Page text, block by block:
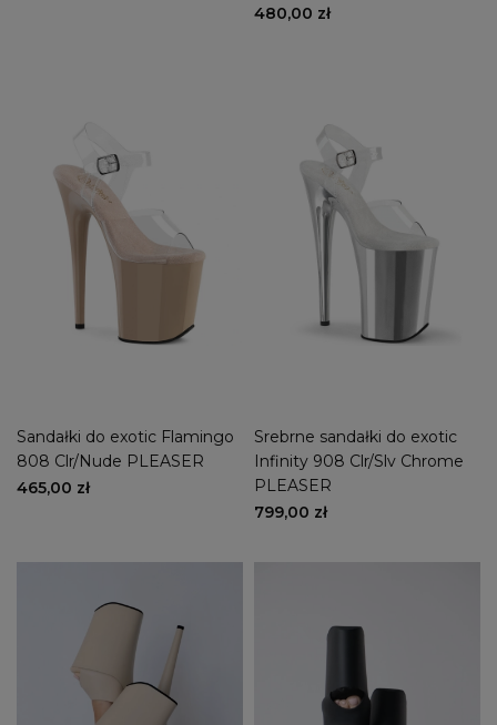
480,00 zł
Sandałki do exotic Flamingo
808 Clr/Nude PLEASER
465,00 zł
Srebrne sandałki do exotic
Infinity 908 Clr/Slv Chrome
PLEASER
799,00 zł